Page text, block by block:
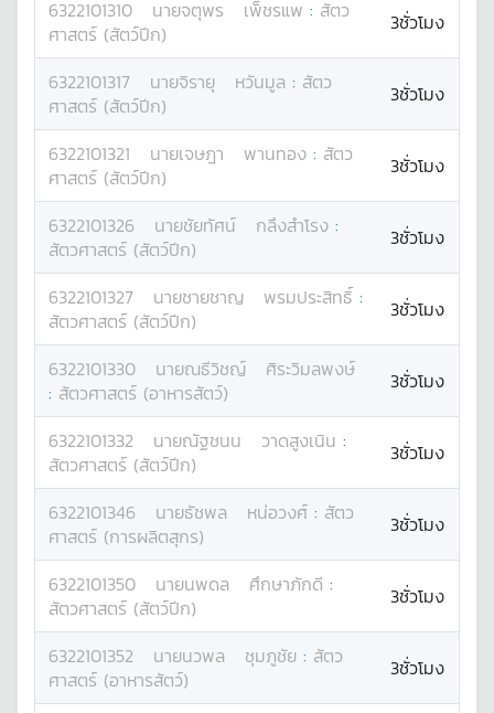
6322101310 นายจตุพร เพ็ชรแพ : สัตว
ศาสตร์ (สัตว์ปีก)
3ชั่วโมง
6322101317 นายจิรายุ หวันมูล : สัตว
ศาสตร์ (สัตว์ปีก)
3ชั่วโมง
6322101321 นายเจษฎา พานทอง : สัตว
ศาสตร์ (สัตว์ปีก)
3ชั่วโมง
6322101326 นายชัยทัศน์ กลึงสำโรง :
สัตวศาสตร์ (สัตว์ปีก)
3ชั่วโมง
6322101327 นายชายชาญ พรมประสิทธิ์ :
สัตวศาสตร์ (สัตว์ปีก)
3ชั่วโมง
6322101330 นายณธีวิชญ์
ศิระวิมลพงษ์
: สัตวศาสตร์ (อาหารสัตว์) 3ชั่วโมง
6322101332 นายณัฐชนน วาดสูงเนิน :
สัตวศาสตร์ (สัตว์ปีก)
3ชั่วโมง
6322101346 นายธัชพล หน่อวงศ์ : สัตว
ศาสตร์ (การผลิตสุกร)
3ชั่วโมง
6322101350 นายนพดล ศึกษาภักดี :
สัตวศาสตร์ (สัตว์ปีก)
3ชั่วโมง
6322101352 นายนวพล ชุมภูชัย : สัตว
ศาสตร์ (อาหารสัตว์)
3ชั่วโมง